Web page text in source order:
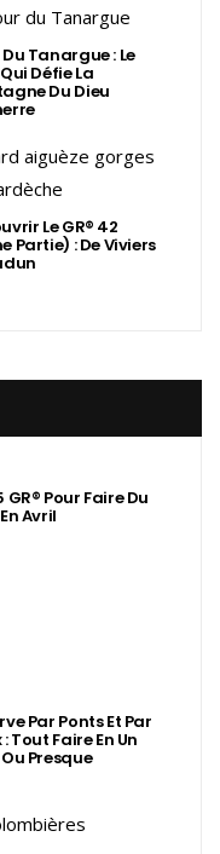
Tanargue : Le
Défie La
Du Dieu
Le GR® 42
Partie) : De Viviers
GR® Pour Faire Du
Avril
Par Ponts Et Par
Tout Faire En Un
Presque